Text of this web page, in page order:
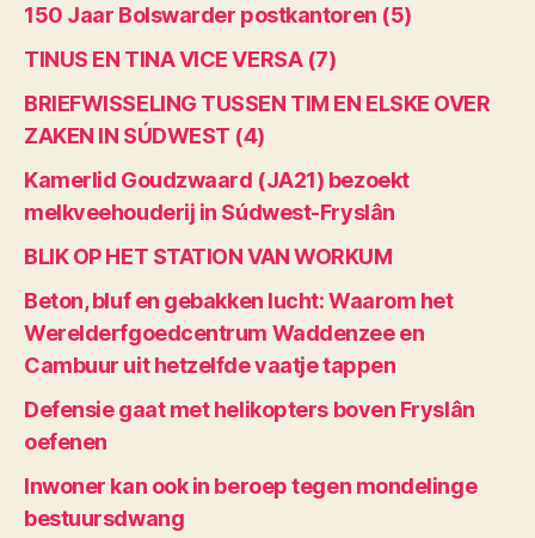
150 Jaar Bolswarder postkantoren (5)
TINUS EN TINA VICE VERSA (7)
BRIEFWISSELING TUSSEN TIM EN ELSKE OVER
ZAKEN IN SÚDWEST (4)
Kamerlid Goudzwaard (JA21) bezoekt
melkveehouderij in Súdwest-Fryslân
BLIK OP HET STATION VAN WORKUM
Beton, bluf en gebakken lucht: Waarom het
Werelderfgoedcentrum Waddenzee en
Cambuur uit hetzelfde vaatje tappen
Defensie gaat met helikopters boven Fryslân
oefenen
Inwoner kan ook in beroep tegen mondelinge
bestuursdwang